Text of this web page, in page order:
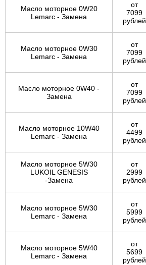
Масло моторное 0W20
Lemarc - Замена
от
7099
рублей
Масло моторное 0W30
Lemarc - Замена
от
7099
рублей
Масло моторное 0W40 -
Замена
от
7099
рублей
Масло моторное 10W40
Lemarc - Замена
от
4499
рублей
Масло моторное 5W30
LUKOIL GENESIS
-Замена
от
2999
рублей
Масло моторное 5W30
Lemarc - Замена
от
5999
рублей
Масло моторное 5W40
Lemarc - Замена
от
5699
рублей